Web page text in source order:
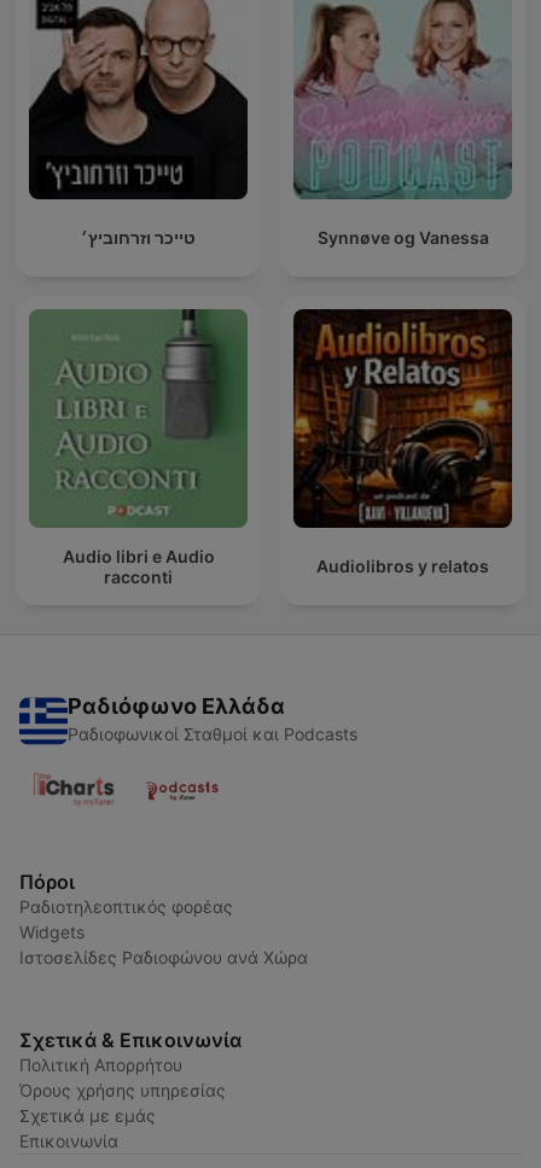
טייכר וזרחוביץ׳ Synnøve og Vanessa
Audio libri e Audio
racconti
Audiolibros y relatos
Ραδιόφωνο Ελλάδα
Ραδιοφωνικοί Σταθμοί και Podcasts
Πόροι
Ραδιοτηλεοπτικός φορέας
Widgets
Ιστοσελίδες Ραδιοφώνου ανά Χώρα
Σχετικά & Επικοινωνία
Πολιτική Απορρήτου
Όρους χρήσης υπηρεσίας
Σχετικά με εμάς
Επικοινωνία